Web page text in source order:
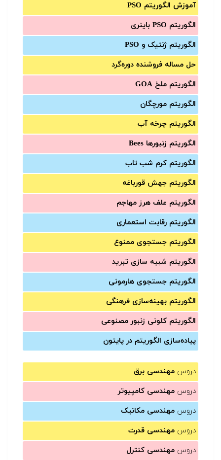
آموزش الگوریتم PSO
الگوریتم PSO باینری
الگوریتم ژنتیک و PSO
حل مساله فروشنده دوره‌گرد
الگوریتم ملخ GOA
الگوریتم مورچگان
الگوریتم چرخه آب
الگوریتم زنبورها Bees
الگوریتم کرم شب تاب
الگوریتم جهش قورباغه
الگوریتم علف هرز مهاجم
الگوریتم رقابت استعماری
الگوریتم جستجوی ممنوع
الگوریتم شبیه سازی تبرید
الگوریتم جستجوی هارمونی
الگوریتم بهینه‌سازی فرهنگی
الگوریتم کلونی زنبور مصنوعی
پیاده‌سازی الگوریتم در پایتون
دروس مهندسی برق
دروس مهندسی کامپیوتر
دروس مهندسی مکانیک
دروس مهندسی قدرت
دروس مهندسی کنترل